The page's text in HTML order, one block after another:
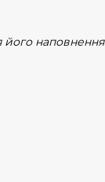
його наповнення